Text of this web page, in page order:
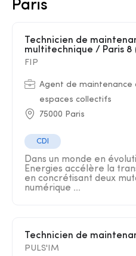
Paris
multitechnique / Paris 8
FIP
Agent de
espaces collectifs
75000 Paris
CDI
Dans un monde en
Energies accélère la
en concrétisant deux
numérique ...
Technicien de
PULS'IM